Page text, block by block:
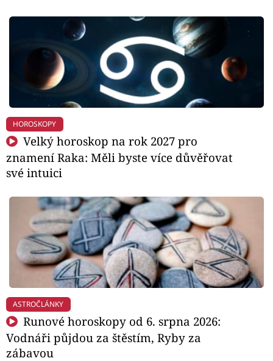
HOROSKOPY
Velký horoskop na rok 2027 pro
znamení Raka: Měli byste více důvěřovat
své intuici
ASTROČLÁNKY
Runové horoskopy od 6. srpna 2026:
Vodnáři půjdou za štěstím, Ryby za
zábavou